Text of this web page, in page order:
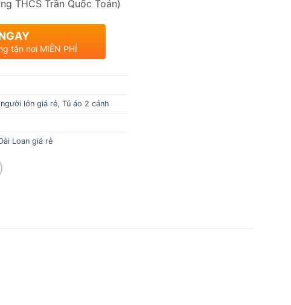
THCS Trần Quốc Toản)
tận nơi MIỄN PHÍ
lớn giá rẻ, Tủ áo 2 cánh
Loan giá rẻ